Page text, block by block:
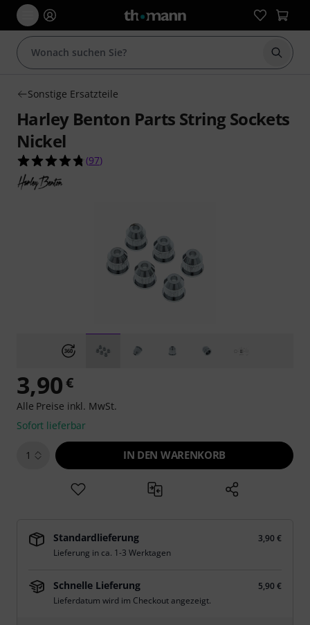
Suche
Sonstige Ersatzteile
Harley Benton Parts String Sockets
Nickel
4.8 von 5 Sternen aus 97 Kundenbewertungen
(97)
3,90€
Alle Preise inkl. MwSt.
Sofort lieferbar
1 IN DEN WARENKORB
Standardlieferung
3,90 €
Lieferung in ca. 1-3 Werktagen
Schnelle Lieferung
5,90 €
Lieferdatum wird im Checkout angezeigt.